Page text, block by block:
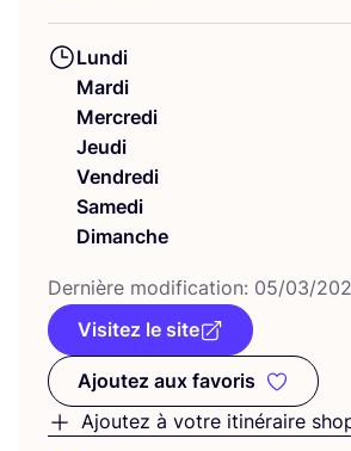
Lundi
Mardi
Mercredi
Jeudi
Vendredi
Samedi
Dimanche
Der­nière modi­fi­ca­tion: 05/03/
Visitez le site
Ajoutez aux favoris
Ajoutez aux favoris
Ajoutez à votre itinéraire